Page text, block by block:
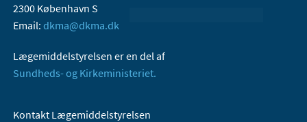
2300 København S
Email: dkma@dkma.dk
Lægemiddelstyrelsen er en del af
Sundheds- og Kirkeministeriet.
Kontakt Lægemiddelstyrelsen